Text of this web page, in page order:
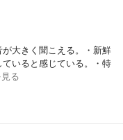
が大きく聞こえる。・新鮮
いると感じている。・特
る